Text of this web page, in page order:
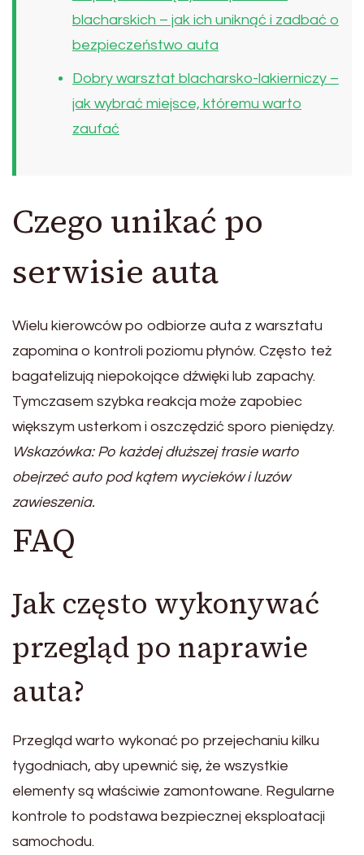
blacharskich – jak ich uniknąć i zadbać o
bezpieczeństwo auta
Dobry warsztat blacharsko-lakierniczy –
jak wybrać miejsce, któremu warto
zaufać
Czego unikać po
serwisie auta
Wielu kierowców po odbiorze auta z warsztatu
zapomina o kontroli poziomu płynów. Często też
bagatelizują niepokojące dźwięki lub zapachy.
Tymczasem szybka reakcja może zapobiec
większym usterkom i oszczędzić sporo pieniędzy.
Wskazówka: Po każdej dłuższej trasie warto
obejrzeć auto pod kątem wycieków i luzów
zawieszenia.
FAQ
Jak często wykonywać
przegląd po naprawie
auta?
Przegląd warto wykonać po przejechaniu kilku
tygodniach, aby upewnić się, że wszystkie
elementy są właściwie zamontowane. Regularne
kontrole to podstawa bezpiecznej eksploatacji
samochodu.